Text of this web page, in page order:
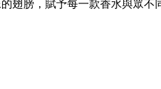
膀，賦予每一款香水與眾不